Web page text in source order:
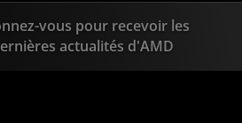
vous pour recevoir les
actualités d'AMD